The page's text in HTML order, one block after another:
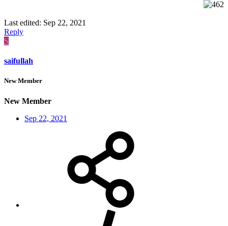
Last edited: Sep 22, 2021
Reply
S
saifullah
New Member
New Member
Sep 22, 2021